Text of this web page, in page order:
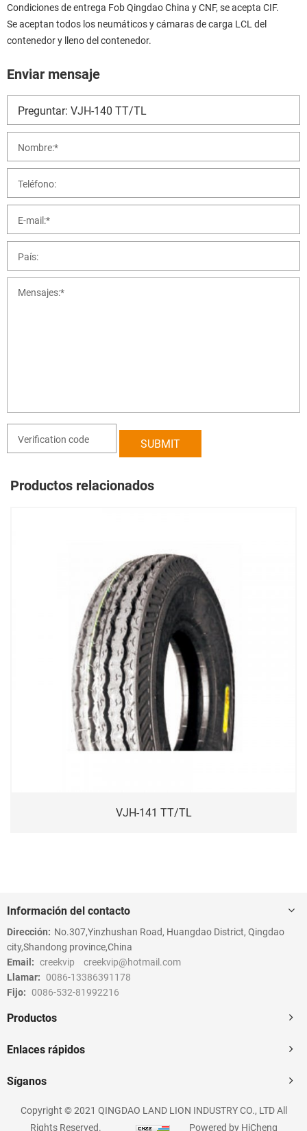
Condiciones de entrega Fob Qingdao China y CNF, se acepta CIF.
Se aceptan todos los neumáticos y cámaras de carga LCL del
contenedor y lleno del contenedor.
Enviar mensaje
Productos relacionados
VJH-141 TT/TL
Información del contacto
Dirección: No.307,Yinzhushan Road, Huangdao District, Qingdao
city,Shandong province,China
Email: creekvip
creekvip@hotmail.com
Llamar: 0086-13386391178
Fijo: 0086-532-81992216
Productos
Enlaces rápidos
Síganos
Copyright © 2021 QINGDAO LAND LION INDUSTRY CO., LTD All
Rights Reserved.
Powered by HiCheng